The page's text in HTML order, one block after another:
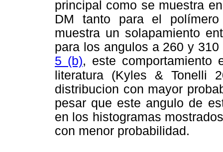
principal como se muestra
DM tanto para el
muestra un solapamiento
para los angulos a 260 y
5 (b), este
literatura (Kyles & Tonelli
distribucion con mayor
pesar que este angulo de
en los histogramas
con menor probabilidad.